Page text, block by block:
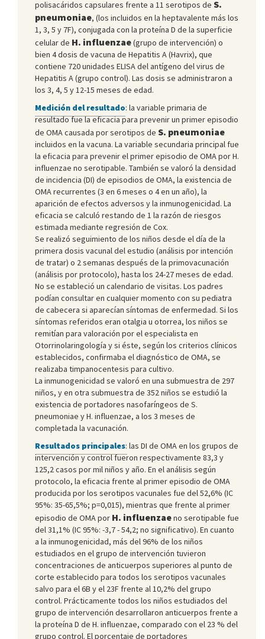
polisacáridos capsulares frente a 11 serotipos de S.
pneumoniae, (los incluidos en la heptavalente más los
1, 3, 5 y 7F), conjugada con la proteína D de la superficie
celular de H. influenzae(grupo de intervención) o
bien 4 dosis de vacuna de Hepatitis A (Havrix), que
contiene 720 unidades ELISA del antígeno del virus de
Hepatitis A (grupo control). Las dosis se administraron a
los 3, 4, 5 y 12-15 meses de edad.
Medición del resultado: la variable primaria de
resultado fue la eficacia para prevenir un primer episodio
de OMA causada por serotipos de S. pneumoniae
incluidos en la vacuna. La variable secundaria principal fue
la eficacia para prevenir el primer episodio de OMA por H.
influenzae no serotipable. También se valoró la densidad
de incidencia (DI) de episodios de OMA, la existencia de
OMA recurrentes (3 en 6 meses o 4 en un año), la
aparición de efectos adversos y la inmunogenicidad. La
eficacia se calculó restando de 1 la razón de riesgos
estimada mediante regresión de Cox.
Se realizó seguimiento de los niños desde el día de la
primera dosis vacunal del estudio (análisis por intención
de tratar) o 2 semanas después de la primovacunación
(análisis por protocolo), hasta los 24-27 meses de edad.
No se estableció un calendario de visitas. Los padres
podían consultar en cualquier momento con su pediatra
de cabecera si aparecían síntomas de enfermedad. Si los
síntomas referidos eran otalgia u otorrea, los niños se
remitían para valoración por el especialista en
Otorrinolaringología y si éste, según los criterios clínicos
establecidos, confirmaba el diagnóstico de OMA, se
realizaba timpanocentesis para cultivo.
La inmunogenicidad se valoró en una submuestra de 297
niños, y en otra submuestra de 352 niños se estudió la
existencia de portadores nasofaríngeos de S.
pneumoniae y H. influenzae, a los 3 meses de
completada la vacunación.
Resultados principales: las DI de OMA en los grupos de
intervención y control fueron respectivamente 83,3 y
125,2 casos por mil niños y año. En el análisis según
protocolo, la eficacia frente al primer episodio de OMA
producida por los serotipos vacunales fue del 52,6% (IC
95%: 35-65,5%; p=0,015), mientras que frente al primer
episodio de OMA por H. influenzaeno serotipable fue
del 31,1% (IC 95%: -3,7 - 54,2; no significativo). En cuanto
a la inmunogenicidad, más del 96% de los niños
estudiados en el grupo de intervención tuvieron
concentraciones de anticuerpos superiores al punto de
corte establecido para todos los serotipos vacunales
salvo para el 6B y el 23F frente al 10,2% del grupo
control. Prácticamente todos los niños estudiados del
grupo de intervención desarrollaron anticuerpos frente a
la proteína D de H. influenzae, comparado con el 23 % del
grupo control. El porcentaje de portadores